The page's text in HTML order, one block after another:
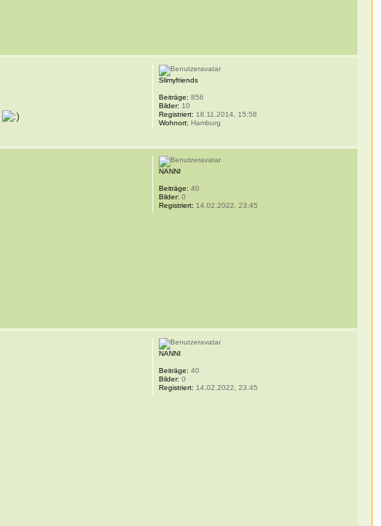
Slimyfriends
Beiträge: 856
Bilder: 10
Registriert: 18.11.2014, 15:58
Wohnort: Hamburg
NANNI
Beiträge: 40
Bilder: 0
Registriert: 14.02.2022, 23:45
NANNI
Beiträge: 40
Bilder: 0
Registriert: 14.02.2022, 23:45